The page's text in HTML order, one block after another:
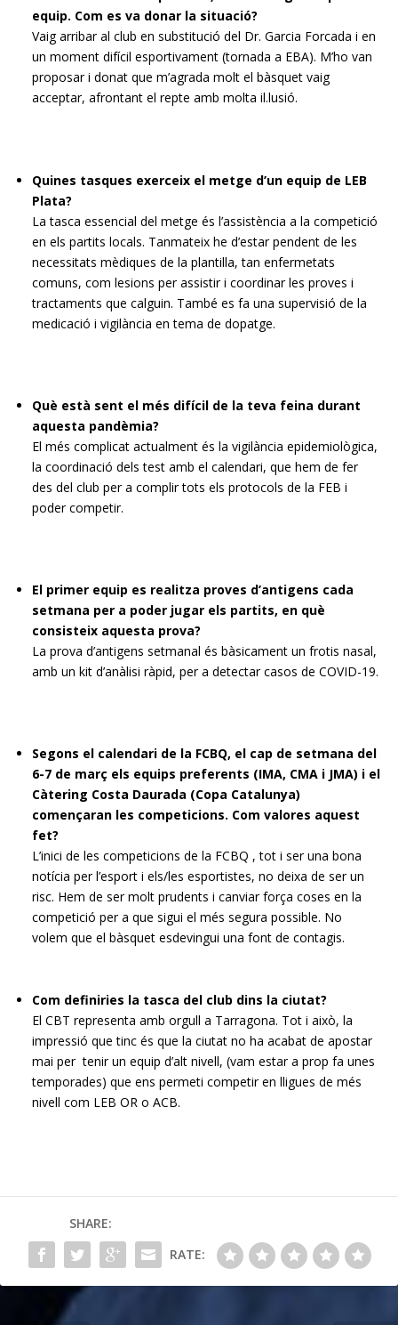
equip. Com es va donar la situació?
Vaig arribar al club en substitució del Dr. Garcia Forcada i en
un moment difícil esportivament (tornada a EBA). M’ho van
proposar i donat que m’agrada molt el bàsquet vaig
acceptar, afrontant el repte amb molta il.lusió.
Quines tasques exerceix el metge d’un equip de LEB
Plata?
La tasca essencial del metge és l’assistència a la competició
en els partits locals. Tanmateix he d’estar pendent de les
necessitats mèdiques de la plantilla, tan enfermetats
comuns, com lesions per assistir i coordinar les proves i
tractaments que calguin. També es fa una supervisió de la
medicació i vigilància en tema de dopatge.
Què està sent el més difícil de la teva feina durant
aquesta pandèmia?
El més complicat actualment és la vigilància epidemiològica,
la coordinació dels test amb el calendari, que hem de fer
des del club per a complir tots els protocols de la FEB i
poder competir.
El primer equip es realitza proves d’antigens cada
setmana per a poder jugar els partits, en què
consisteix aquesta prova?
La prova d’antigens setmanal és bàsicament un frotis nasal,
amb un kit d’anàlisi ràpid, per a detectar casos de COVID-19.
Segons el calendari de la FCBQ, el cap de setmana del
6-7 de març els equips preferents (IMA, CMA i JMA) i el
Càtering Costa Daurada (Copa Catalunya)
començaran les competicions. Com valores aquest
fet?
L’inici de les competicions de la FCBQ , tot i ser una bona
notícia per l’esport i els/les esportistes, no deixa de ser un
risc. Hem de ser molt prudents i canviar força coses en la
competició per a que sigui el més segura possible. No
volem que el bàsquet esdevingui una font de contagis.
Com definiries la tasca del club dins la ciutat?
El CBT representa amb orgull a Tarragona. Tot i això, la
impressió que tinc és que la ciutat no ha acabat de apostar
mai per tenir un equip d’alt nivell, (vam estar a prop fa unes
temporades) que ens permeti competir en lligues de més
nivell com LEB OR o ACB.
SHARE:
RATE: